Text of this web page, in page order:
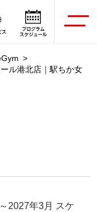
ル港北店｜駅ちか女
2027年3月 スケ